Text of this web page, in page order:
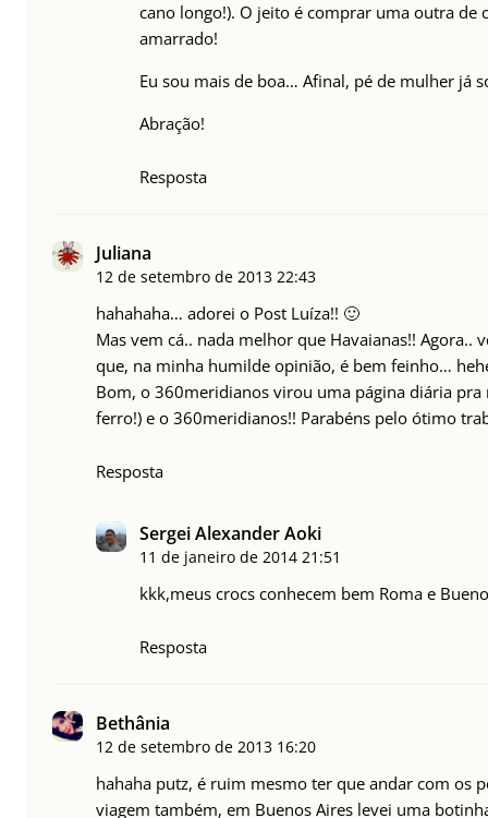
cano longo!). O jeito é comprar uma outra de
amarrado!
Eu sou mais de boa… Afinal, pé de mulher já
Abração!
Resposta
Juliana
12 de setembro de 2013 22:43
hahahaha… adorei o Post Luíza!! 🙂
Mas vem cá.. nada melhor que Havaianas!! Agora..
que, na minha humilde opinião, é bem feinho…
Bom, o 360meridianos virou uma página diária
ferro!) e o 360meridianos!! Parabéns pelo ótimo
Resposta
Sergei Alexander Aoki
11 de janeiro de 2014 21:51
kkk,meus crocs conhecem bem Roma e
Resposta
Bethânia
12 de setembro de 2013 16:20
hahaha putz, é ruim mesmo ter que andar com os
viagem também, em Buenos Aires levei uma